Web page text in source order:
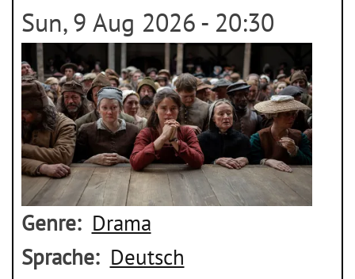
Sun, 9 Aug 2026 - 20:30
Genre
Drama
Sprache
Deutsch